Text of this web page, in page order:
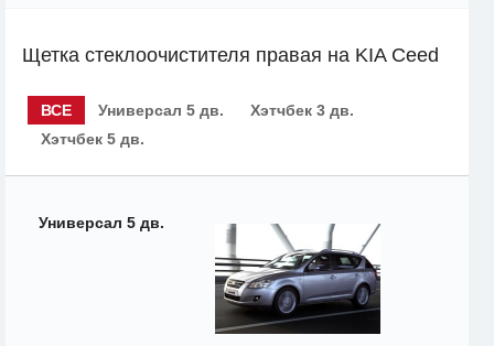
Щетка стеклоочистителя правая на KIA Ceed
ВСЕ Универсал 5 дв.
Хэтчбек 3 дв.
Хэтчбек 5 дв.
Универсал 5 дв.